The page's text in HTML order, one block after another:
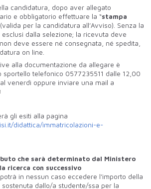
candidatura, dopo aver allegato
e obbligatorio effettuare la “stampa
per la candidatura all’Avviso). Senza la
dalla selezione; la ricevuta deve
deve essere né consegnata, né spedita,
on line.
alla documentazione da allegare è
sportello telefonico 0577235511 dalle 12,00
venerdì oppure inviare una mail a
gli esiti alla pagina
didattica/immatricolazioni-e-
che sarà determinato dal Ministero
ricerca con successivo
in nessun caso eccedere l’importo della
dallo/a studente/ssa per la